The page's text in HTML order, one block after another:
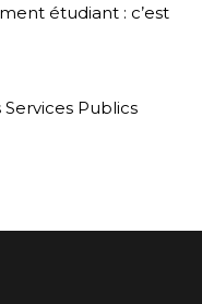
étudiant : c’est
Publics